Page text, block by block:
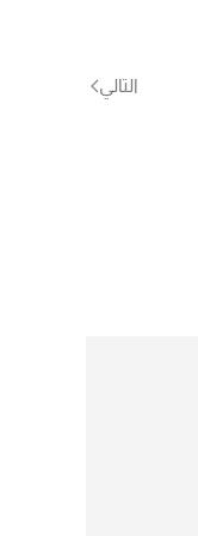
التالي